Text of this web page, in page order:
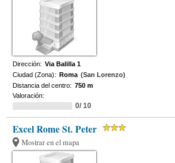
Dirección: Via Balilla 1
Ciudad (Zona): Roma (San Lorenzo)
Distancia del centro: 750 m
Valoración:
0/ 10
Excel Rome St. Peter
Mostrar en el mapa